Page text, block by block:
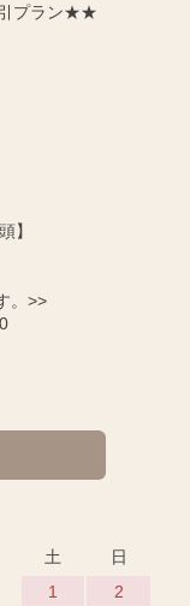
プラン★★
】
。>>
土
日
1
2